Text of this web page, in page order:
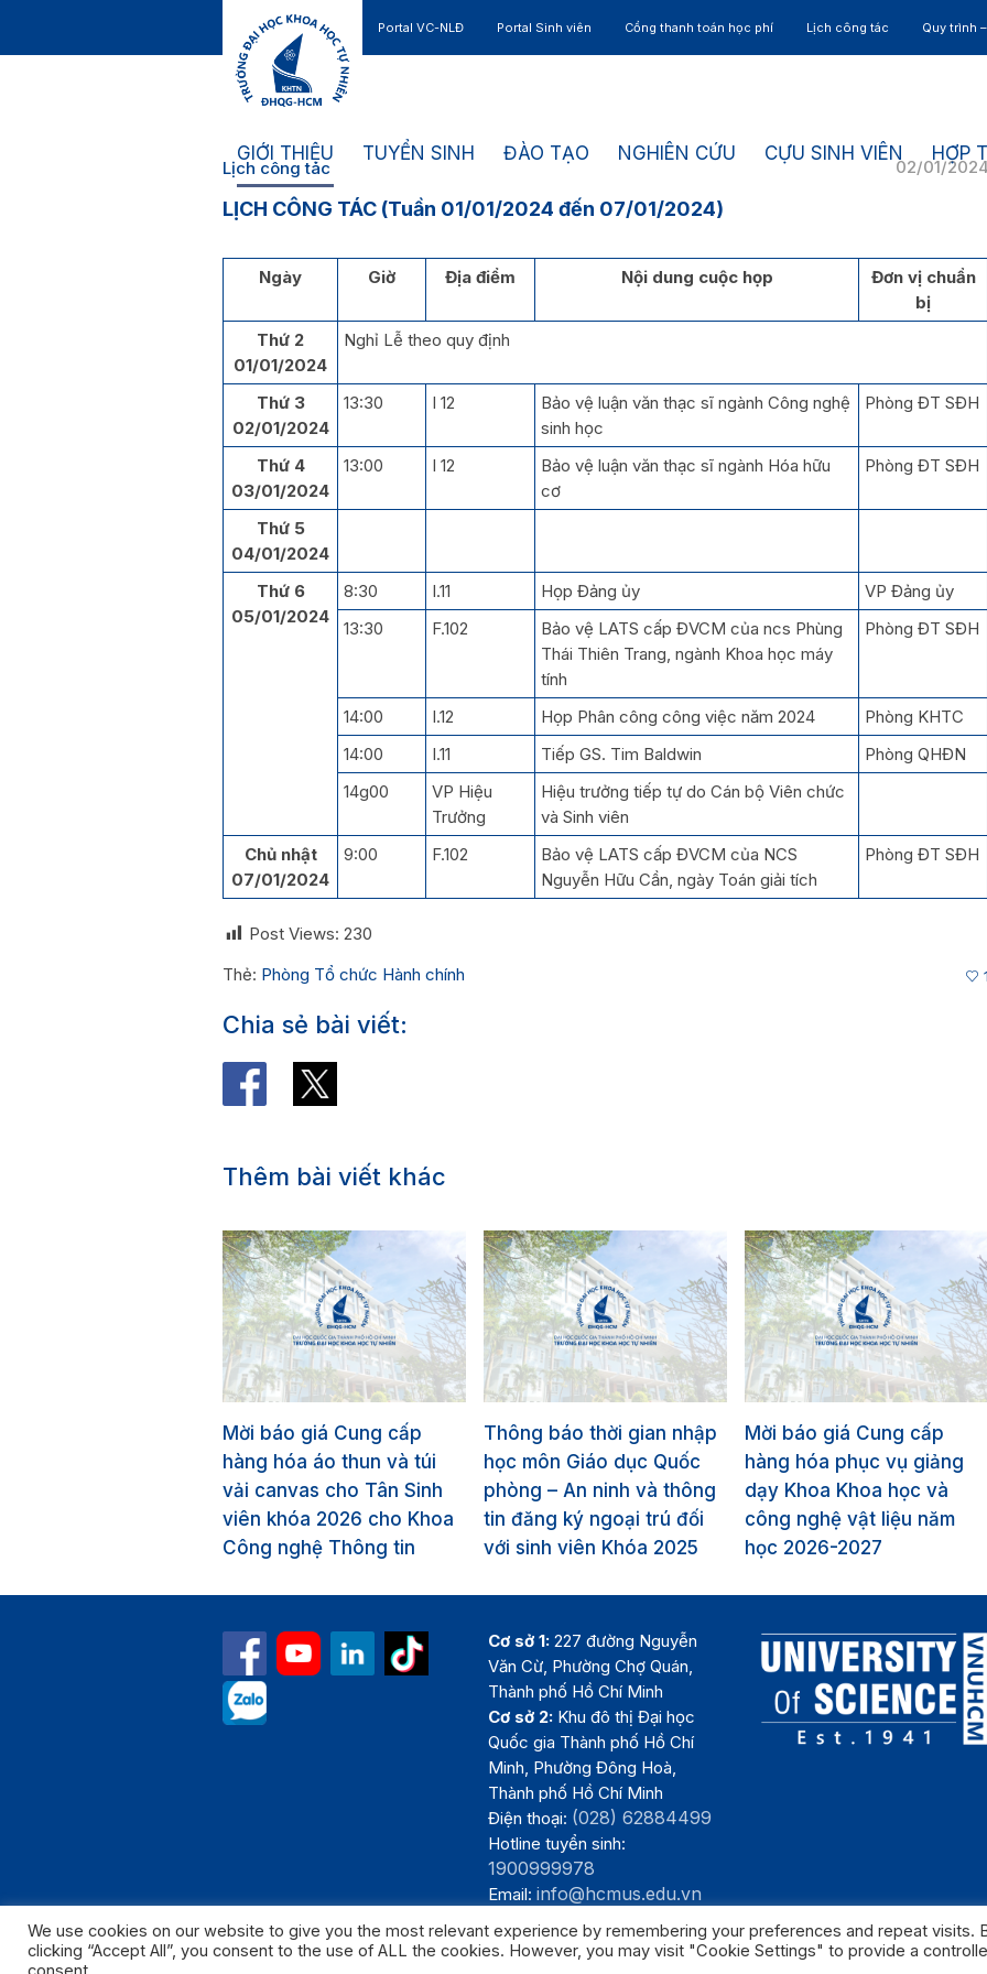
Portal VC-NLĐ Portal Sinh viên Cổng thanh toán học phí Lịch công tác Quy trình
GIỚI THIỆU TUYỂN SINH ĐÀO TẠO NGHIÊN CỨU CỰU SINH VIÊN HỢP
02/01/
Lịch công tác
LỊCH CÔNG TÁC (Tuần 01/01/2024 đến 07/01/2024)
Ngày Giờ Địa điểm Nội dung cuộc họp
Đơn vị chuẩn
bị
Thứ 2
01/01/2024
Nghỉ Lễ theo quy định
Thứ 3
02/01/2024
13:30 I 12
Bảo vệ luận văn thạc sĩ ngành Công nghệ
sinh học
Phòng ĐT SĐH
Thứ 4
03/01/2024
13:00 I 12
Bảo vệ luận văn thạc sĩ ngành Hóa hữu
cơ
Phòng ĐT SĐH
Thứ 5
04/01/2024
Thứ 6
05/01/2024
8:30 I.11 Họp Đảng ủy
VP Đảng ủy
13:30
F.102
Bảo vệ LATS cấp ĐVCM của ncs Phùng
Thái Thiên Trang, ngành Khoa học máy
tính
Phòng ĐT SĐH
14:00 I.12 Họp Phân công công việc năm 2024
Phòng KHTC
14:00
I.11 Tiếp GS. Tim Baldwin
Phòng QHĐN
14g00
VP Hiệu
Trưởng
Hiệu trưởng tiếp tự do Cán bộ Viên chức
và Sinh viên
Chủ nhật
07/01/2024
9:00 F.102
Bảo vệ LATS cấp ĐVCM của NCS
Nguyễn Hữu Cần, ngày Toán giải tích
Phòng ĐT SĐH
Post Views: 230
Thẻ: Phòng Tổ chức Hành chính 1
Chia sẻ bài viết:
Thêm bài viết khác
Mời báo giá Cung cấp
hàng hóa áo thun và túi
vải canvas cho Tân Sinh
viên khóa 2026 cho Khoa
Công nghệ Thông tin
Thông báo thời gian nhập
học môn Giáo dục Quốc
phòng – An ninh và thông
tin đăng ký ngoại trú đối
với sinh viên Khóa 2025
Mời báo giá Cung cấp
hàng hóa phục vụ giảng
dạy Khoa Khoa học và
công nghệ vật liệu năm
học 2026-2027
Cơ sở 1: 227 đường Nguyễn
Văn Cừ, Phường Chợ Quán,
Thành phố Hồ Chí Minh
Cơ sở 2: Khu đô thị Đại học
Quốc gia Thành phố Hồ Chí
Minh, Phường Đông Hoà,
Thành phố Hồ Chí Minh
Điện thoại: (028) 62884499
Hotline tuyển sinh:
1900999978
Email:info@hcmus.edu.vn
Bản quyền thuộc Trường Đại học Khoa học tự nhiên, Đại học Quốc gia Thành phố Hồ Chí
We use cookies on our website to give you the most relevant experience by remembering your preferences and repeat visits.
clicking “Accept All”, you consent to the use of ALL the cookies. However, you may visit "Cookie Settings" to provide a